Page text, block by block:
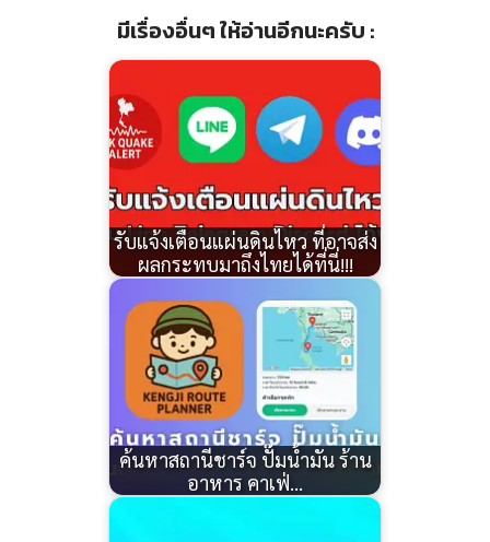
มีเรื่องอื่นๆ ให้อ่านอีกนะครับ :
รับแจ้งเตือนแผ่นดินไหว ที่อาจส่ง
ผลกระทบมาถึงไทยได้ที่นี่!!!
ค้นหาสถานีชาร์จ ปั๊มน้ำมัน ร้าน
อาหาร คาเฟ่…